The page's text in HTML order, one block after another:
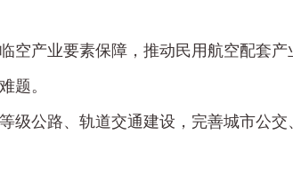
空产业要素保障，推动民用航空配套
题。
级公路、轨道交通建设，完善城市公